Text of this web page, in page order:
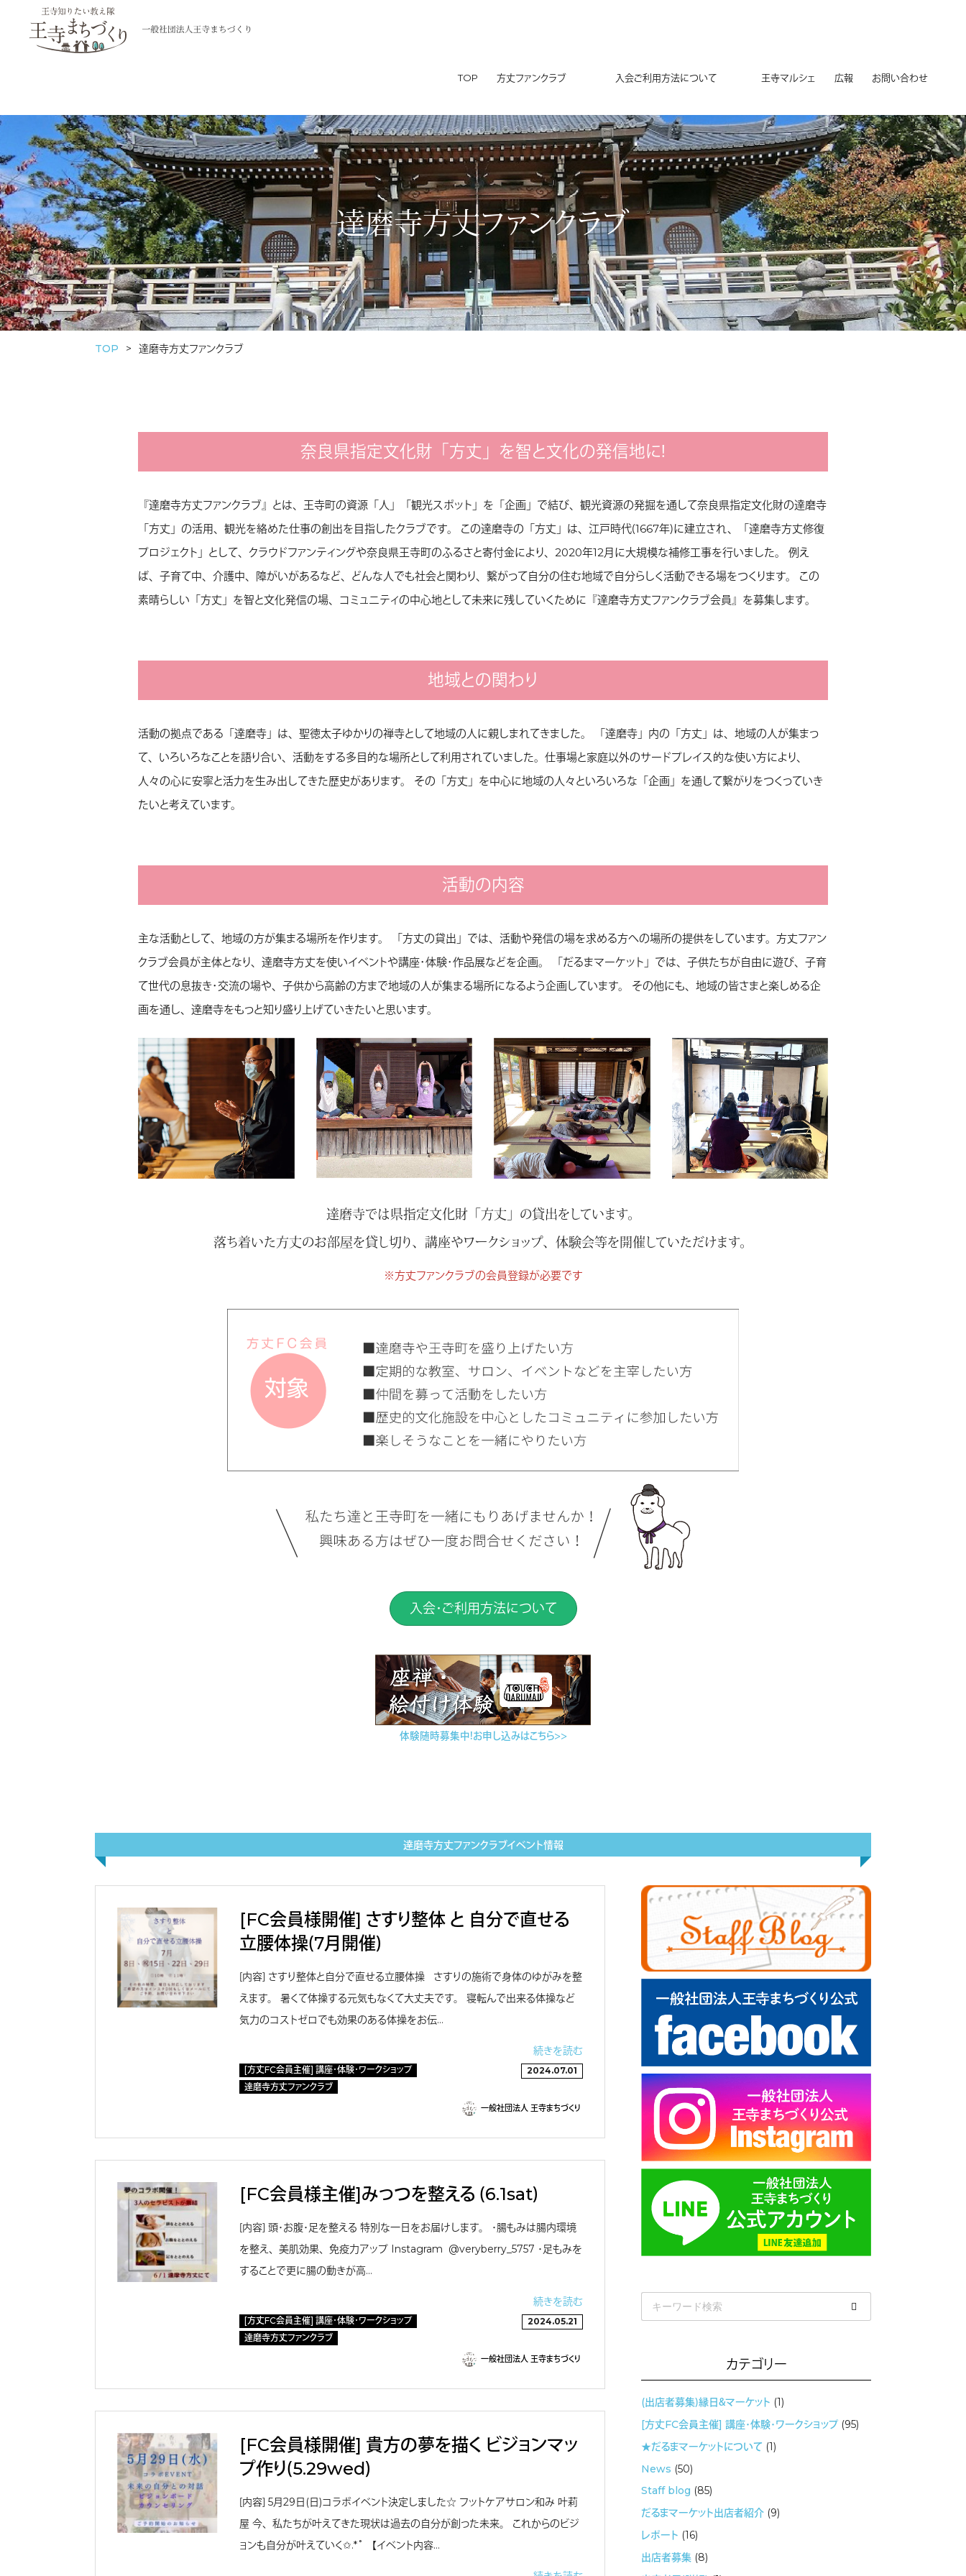
TOP 方丈ファンクラブ 入会ご利用方法について 王寺マルシェ 広報 お問い合わせ
達磨寺方丈ファンクラブ
TOP 達磨寺方丈ファンクラブ
奈良県指定文化財「方丈」を智と文化の発信地に！
『達磨寺方丈ファンクラブ』とは、王寺町の資源「人」「観光スポット」を「企画」で結び、観光資源の発掘を通して奈良県指定文化財の達磨寺
「方丈」の活用、観光を絡めた仕事の創出を目指したクラブです。 この達磨寺の「方丈」は、江戸時代（1667年）に建立され、「達磨寺方丈修復
プロジェクト」として、クラウドファンティングや奈良県王寺町のふるさと寄付金により、2020年12月に大規模な補修工事を行いました。 例え
ば、子育て中、介護中、障がいがあるなど、どんな人でも社会と関わり、繋がって自分の住む地域で自分らしく活動できる場をつくります。 この
素晴らしい「方丈」を智と文化発信の場、コミュニティの中心地として未来に残していくために『達磨寺方丈ファンクラブ会員』を募集します。
地域との関わり
活動の拠点である「達磨寺」は、聖徳太子ゆかりの禅寺として地域の人に親しまれてきました。 「達磨寺」内の「方丈」は、地域の人が集まっ
て、いろいろなことを語り合い、活動をする多目的な場所として利用されていました。仕事場と家庭以外のサードプレイス的な使い方により、
人々の心に安寧と活力を生み出してきた歴史があります。 その「方丈」を中心に地域の人々といろいろな「企画」を通して繋がりをつくっていき
たいと考えています。
活動の内容
主な活動として、地域の方が集まる場所を作ります。 「方丈の貸出」では、活動や発信の場を求める方への場所の提供をしています。方丈ファン
クラブ会員が主体となり、達磨寺方丈を使いイベントや講座・体験・作品展などを企画。 「だるまマーケット」では、子供たちが自由に遊び、子育
て世代の息抜き・交流の場や、子供から高齢の方まで地域の人が集まる場所になるよう企画しています。 その他にも、地域の皆さまと楽しめる企
画を通し、達磨寺をもっと知り盛り上げていきたいと思います。
達磨寺では県指定文化財「方丈」の貸出をしています。
落ち着いた方丈のお部屋を貸し切り、講座やワークショップ、体験会等を開催していただけます。
※方丈ファンクラブの会員登録が必要です
入会・ご利用方法について
体験随時募集中！お申し込みはこちら＞＞
達磨寺方丈ファンクラブイベント情報
[FC会員様開催] さすり整体 と 自分で直せる
立腰体操（7月開催）
［内容］ さすり整体と自分で直せる立腰体操 さすりの施術で身体のゆがみを整
えます。 暑くて体操する元気もなくて大丈夫です。 寝転んで出来る体操など
気力のコストゼロでも効果のある体操をお伝…
続きを読む
[方丈FC会員主催] 講座・体験・ワークショップ
達磨寺方丈ファンクラブ
2024.07.01
一般社団法人 王寺まちづくり
[FC会員様主催]みっつを整える （6.1sat）
［内容］ 頭・お腹・足を整える 特別な一日をお届けします。 ・腸もみは腸内環境
を整え、美肌効果、免疫力アップ Instagram @veryberry_5757 ・足もみを
することで更に腸の動きが高…
続きを読む
[方丈FC会員主催] 講座・体験・ワークショップ
達磨寺方丈ファンクラブ
2024.05.21
一般社団法人 王寺まちづくり
[FC会員様開催] 貴方の夢を描く ビジョンマッ
プ作り（5.29wed）
［内容］ 5月29日(日)コラボイベント決定しました☆ フットケアサロン和み 叶莉
屋 今、私たちが叶えてきた現状は過去の自分が創った未来。 これからのビジ
ョンも自分が叶えていく✩.*˚ 【イベント内容…
カテゴリー
(出店者募集）縁日＆マーケット (1)
[方丈FC会員主催] 講座・体験・ワークショップ(95)
★だるまマーケットについて (1)
News (50)
Staff blog (85)
だるまマーケット出店者紹介 (9)
レポート (16)
出店者募集 (8)